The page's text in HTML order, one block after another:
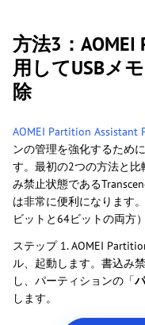
方法3：AOMEI
用してUSBメ
除
AOMEI Partition Assistant
ンの管理を強化するため
す。最初の2つの方法と
み禁止状態である
は非常に便利になります
ビットと64ビットの両方
ステップ 1. AOMEI
ル、起動します。書込み
し、パーティションの「
します。